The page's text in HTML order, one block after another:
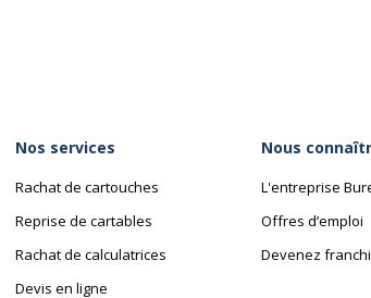
Nos services
Rachat de cartouches
Reprise de cartables
Rachat de calculatrices
Devis en ligne
Nous
L'entreprise
Offres d’emploi
Devenez